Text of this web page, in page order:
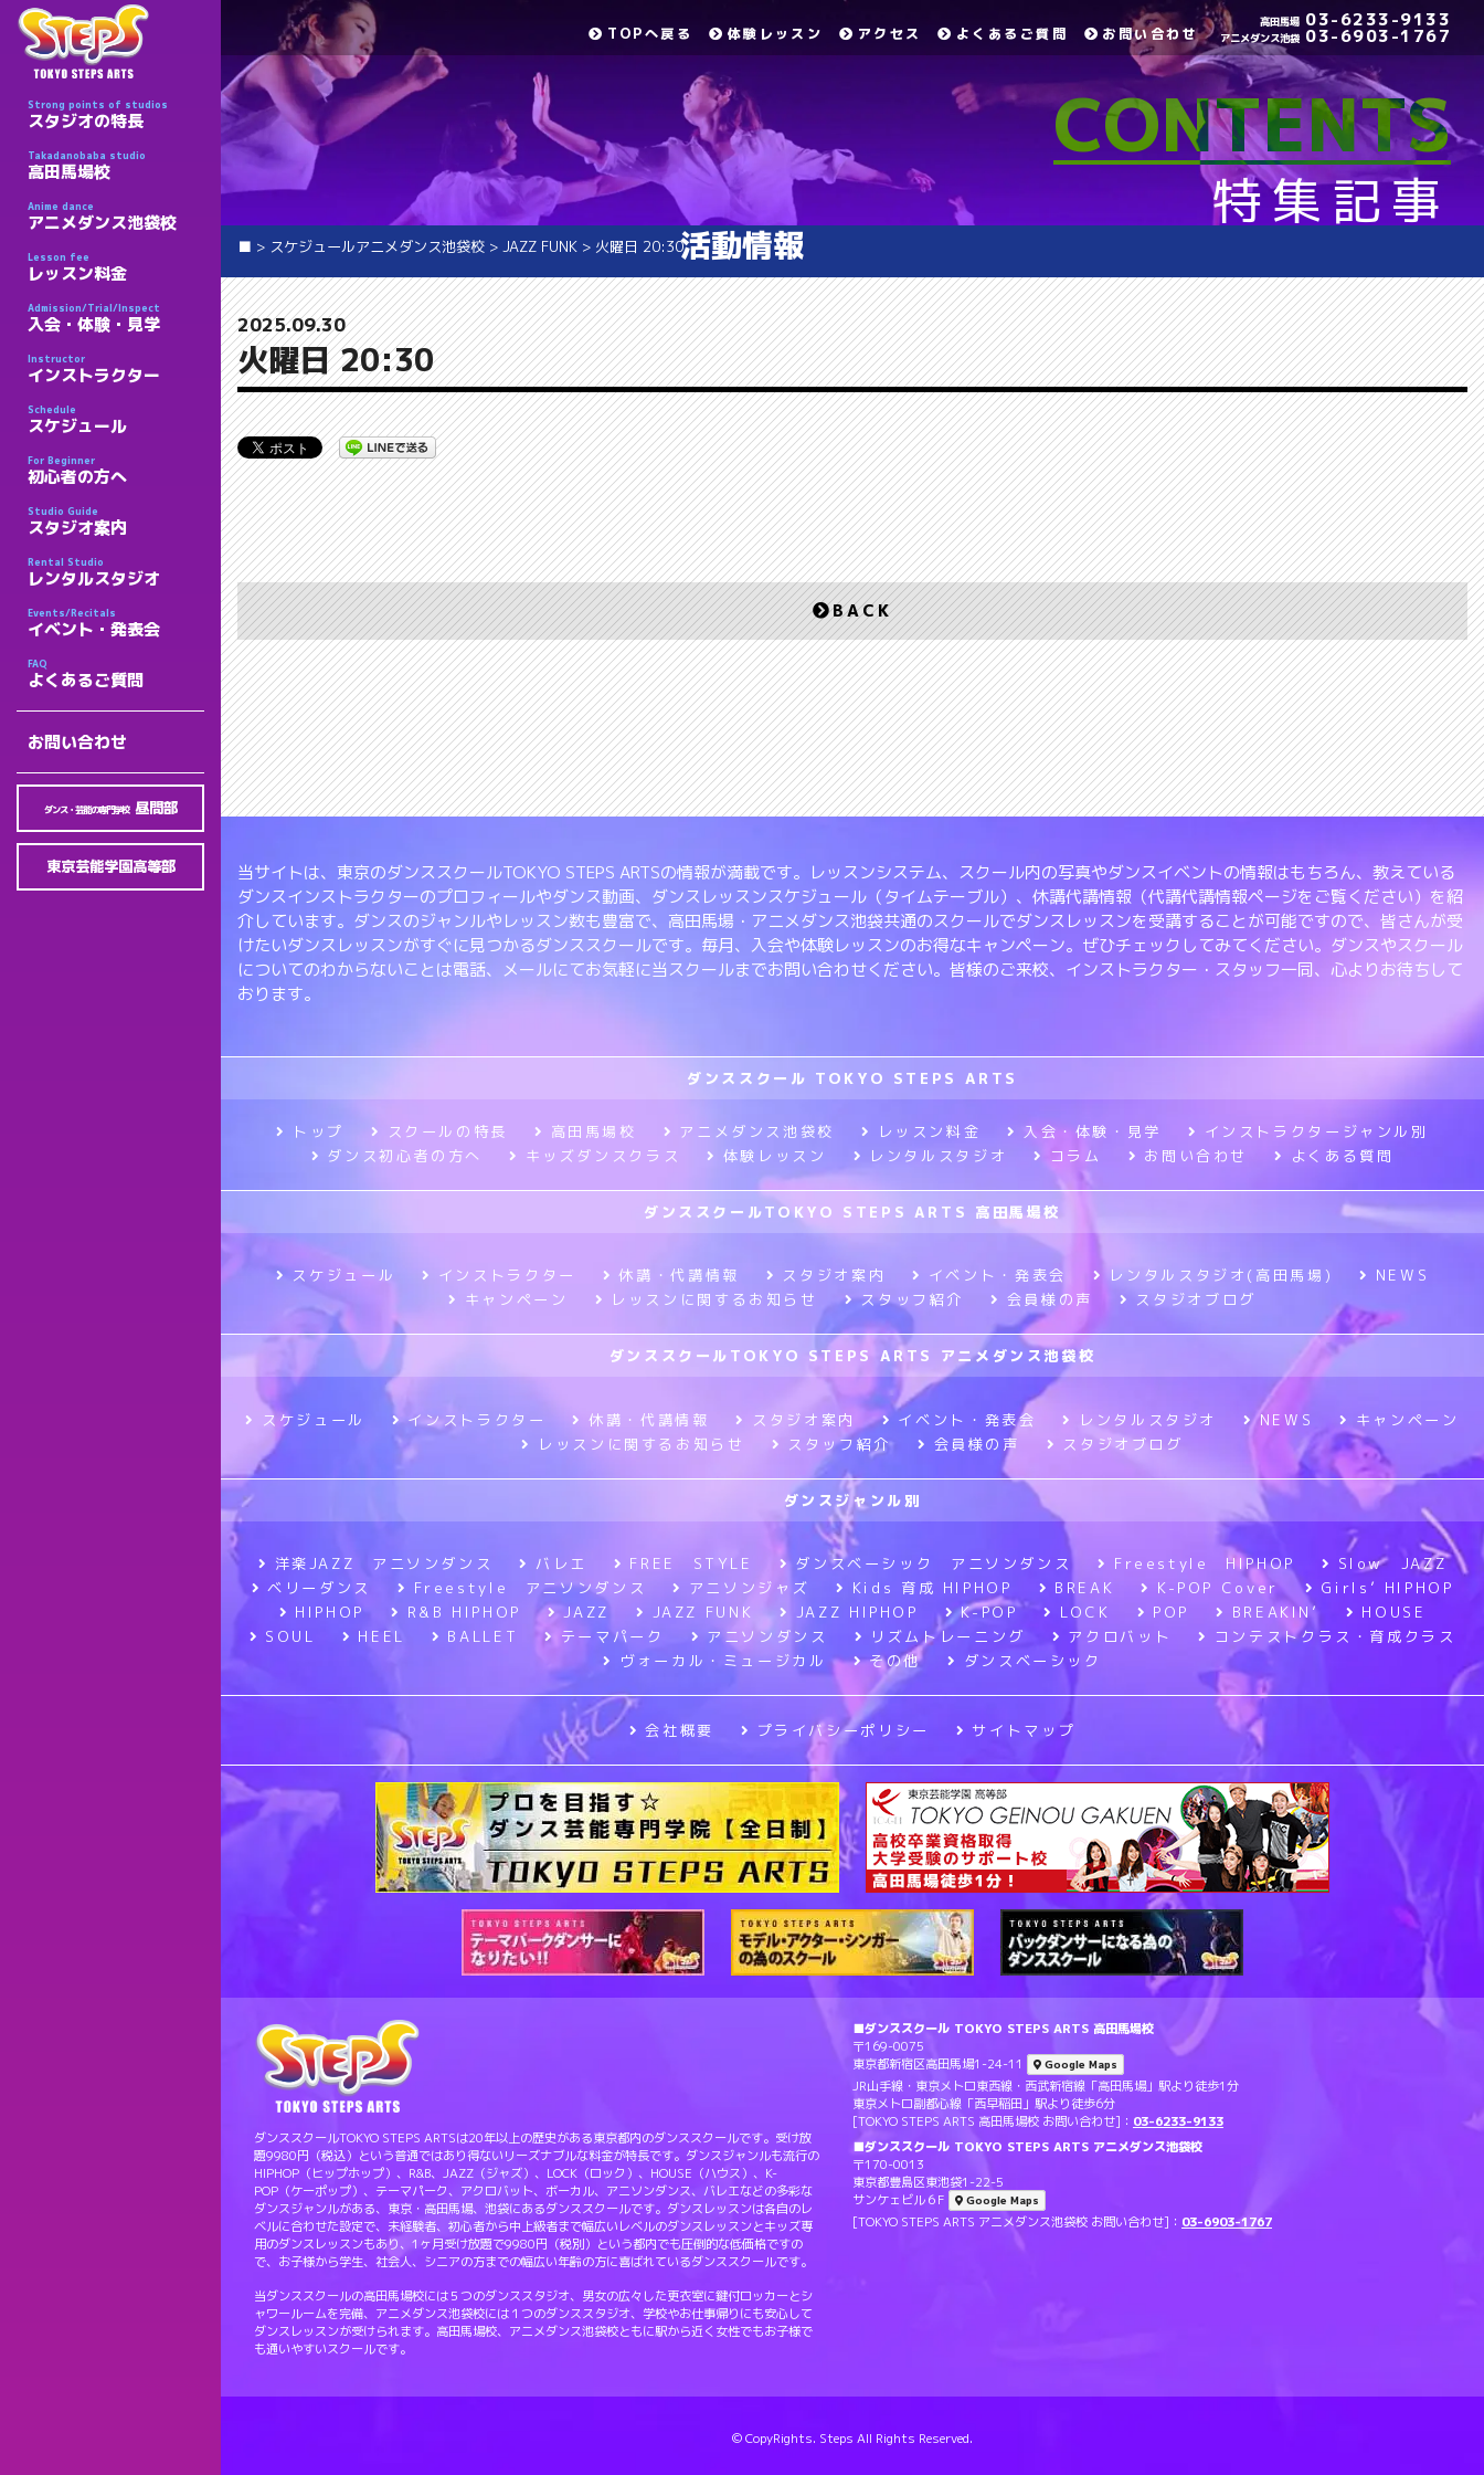
Strong points of studios
スタジオの特長
Takadanobaba studio
高田馬場校
Anime dance
アニメダンス池袋校
Lesson fee
レッスン料金
Admission/Trial/Inspect
入会・体験・見学
Instructor
インストラクター
Schedule
スケジュール
For Beginner
初心者の方へ
Studio Guide
スタジオ案内
Rental Studio
レンタルスタジオ
Events/Recitals
イベント・発表会
FAQ
よくあるご質問
お問い合わせ
ダンス・芸能の専門学校 昼間部
東京芸能学園高等部
TOPへ戻る 体験レッスン アクセス よくあるご質問 お問い合わせ
高田馬場 03-6233-9133
アニメダンス池袋 03-6903-1767
CONTENTS
特集記事
■ > スケジュールアニメダンス池袋校 > JAZZ FUNK > 火曜日 20:30活動情報
2025.09.30
火曜日 20:30
BACK
当サイトは、東京のダンススクールTOKYO STEPS ARTSの情報が満載です。レッスンシステム、スクール内の写真やダンスイベントの情報はもちろん、教えている
ダンスインストラクターのプロフィールやダンス動画、ダンスレッスンスケジュール（タイムテーブル）、休講代講情報（代講代講情報ページをご覧ください）を紹
介しています。ダンスのジャンルやレッスン数も豊富で、高田馬場・アニメダンス池袋共通のスクールでダンスレッスンを受講することが可能ですので、皆さんが受
けたいダンスレッスンがすぐに見つかるダンススクールです。毎月、入会や体験レッスンのお得なキャンペーン。ぜひチェックしてみてください。ダンスやスクール
についてのわからないことは電話、メールにてお気軽に当スクールまでお問い合わせください。皆様のご来校、インストラクター・スタッフ一同、心よりお待ちして
おります。
ダンススクール TOKYO STEPS ARTS
トップ スクールの特長 高田馬場校 アニメダンス池袋校 レッスン料金 入会・体験・見学
インストラクタージャンル別
ダンス初心者の方へ
キッズダンスクラス 体験レッスン レンタルスタジオ コラム お問い合わせ よくある質問
ダンススクールTOKYO STEPS ARTS 高田馬場校
スケジュール インストラクター 休講・代講情報 スタジオ案内 イベント・発表会 レンタルスタジオ(高田馬場)
NEWS
キャンペーン
レッスンに関するお知らせ スタッフ紹介 会員様の声 スタジオブログ
ダンススクールTOKYO STEPS ARTS アニメダンス池袋校
スケジュール インストラクター 休講・代講情報 スタジオ案内 イベント・発表会 レンタルスタジオ NEWS
キャンペーン
レッスンに関するお知らせ
スタッフ紹介 会員様の声 スタジオブログ
ダンスジャンル別
洋楽JAZZ アニソンダンス バレエ FREE STYLE ダンスベーシック アニソンダンス Freestyle HIPHOP
Slow JAZZ
ベリーダンス
Freestyle アニソンダンス アニソンジャズ Kids 育成 HIPHOP BREAK K-POP Cover
Girls’ HIPHOP
HIPHOP
R&B HIPHOP JAZZ JAZZ FUNK JAZZ HIPHOP K-POP LOCK POP BREAKIN’
HOUSE
SOUL
HEEL BALLET テーマパーク アニソンダンス リズムトレーニング アクロバット
コンテストクラス・育成クラス
ヴォーカル・ミュージカル
その他 ダンスベーシック
会社概要 プライバシーポリシー サイトマップ
ダンススクールTOKYO STEPS ARTSは20年以上の歴史がある東京都内のダンススクールです。受け放
題9980円（税込）という普通ではあり得ないリーズナブルな料金が特長です。ダンスジャンルも流行の
HIPHOP（ヒップホップ）、R&B、JAZZ（ジャズ）、LOCK（ロック）、HOUSE（ハウス）、K-
POP（ケーポップ）、テーマパーク、アクロバット、ボーカル、アニソンダンス、バレエなどの多彩な
ダンスジャンルがある、東京・高田馬場、池袋にあるダンススクールです。ダンスレッスンは各自のレ
ベルに合わせた設定で、未経験者、初心者から中上級者まで幅広いレベルのダンスレッスンとキッズ専
用のダンスレッスンもあり、1ヶ月受け放題で9980円（税別）という都内でも圧倒的な低価格ですの
で、お子様から学生、社会人、シニアの方までの幅広い年齢の方に喜ばれているダンススクールです。
当ダンススクールの高田馬場校には５つのダンススタジオ、男女の広々した更衣室に鍵付ロッカーとシ
ャワールームを完備、アニメダンス池袋校には１つのダンススタジオ、学校やお仕事帰りにも安心して
ダンスレッスンが受けられます。高田馬場校、アニメダンス池袋校ともに駅から近く女性でもお子様で
も通いやすいスクールです。
■ダンススクール TOKYO STEPS ARTS 高田馬場校
〒169-0075
東京都新宿区高田馬場1-24-11
Google Maps
JR山手線・東京メトロ東西線・西武新宿線「高田馬場」駅より徒歩1分
東京メトロ副都心線「西早稲田」駅より徒歩6分
[TOKYO STEPS ARTS 高田馬場校 お問い合わせ]： 03-6233-9133
■ダンススクール TOKYO STEPS ARTS アニメダンス池袋校
〒170-0013
東京都豊島区東池袋1-22-5
サンケェビル６F
Google Maps
[TOKYO STEPS ARTS アニメダンス池袋校 お問い合わせ]： 03-6903-1767
© CopyRights. Steps All Rights Reserved.